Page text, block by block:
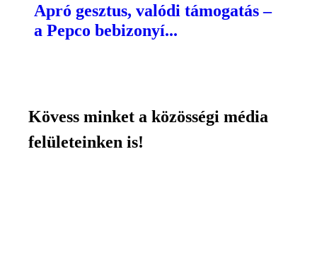
Apró gesztus, valódi támogatás –
a Pepco bebizonyí...
Kövess minket a közösségi média
felületeinken is!